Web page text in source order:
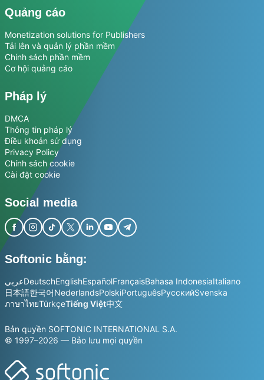
Quảng cáo
Monetization solutions for Publishers
Tải lên và quản lý phần mềm
Chính sách phần mềm
Cơ hội quảng cáo
Pháp lý
DMCA
Thông tin pháp lý
Điều khoản sử dụng
Privacy Policy
Chính sách cookie
Cài đặt cookie
Social media
Softonic bằng:
عربيDeutschEnglishEspañolFrançaisBahasa IndonesiaItaliano
日本語한국어NederlandsPolskiPortuguêsРусскийSvenska
ภาษาไทยTürkçeTiếng Việt中文
Bản quyền SOFTONIC INTERNATIONAL S.A.
© 1997–2026 — Bảo lưu mọi quyền